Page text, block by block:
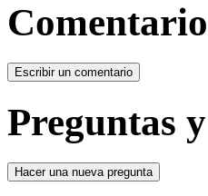
Preguntas